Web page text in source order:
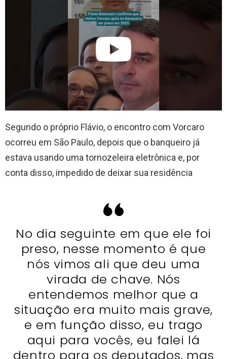
Segundo o próprio Flávio, o encontro com Vorcaro
ocorreu em São Paulo, depois que o banqueiro já
estava usando uma tornozeleira eletrônica e, por
conta disso, impedido de deixar sua residência
No dia seguinte em que ele foi
preso, nesse momento é que
nós vimos ali que deu uma
virada de chave. Nós
entendemos melhor que a
situação era muito mais grave,
e em função disso, eu trago
aqui para vocês, eu falei lá
dentro para os deputados, mas